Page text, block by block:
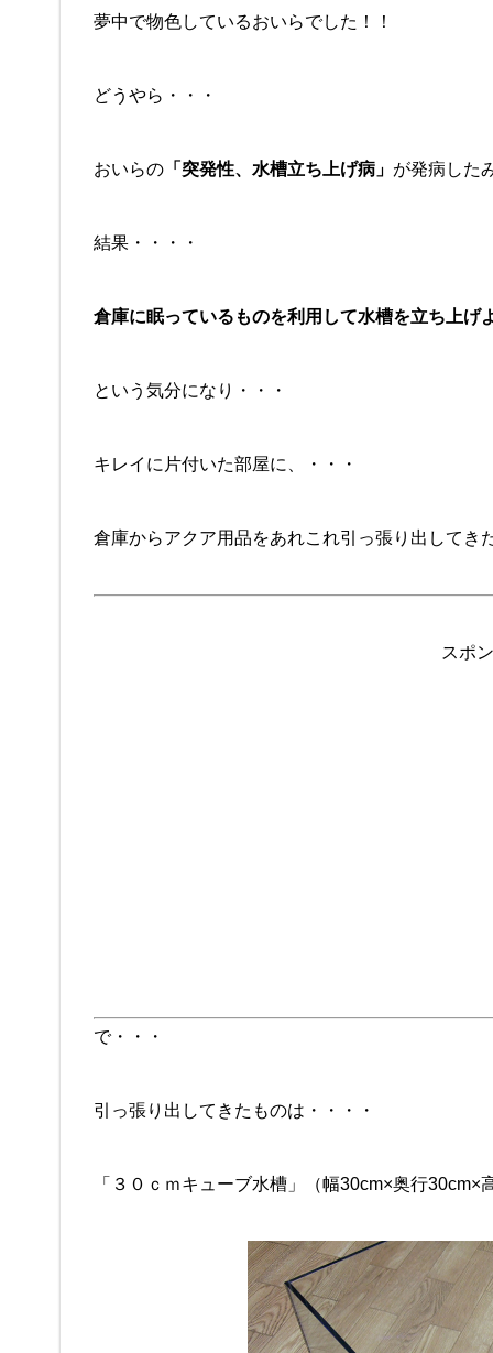
夢中で物色しているおいらでした！！
どうやら・・・
おいらの 「突発性、水槽立ち上げ病」 が発病した
結果・・・・
倉庫に眠っているものを利用して水槽を立ち上げ
という気分になり・・・
キレイに片付いた部屋に、・・・
倉庫からアクア用品をあれこれ引っ張り出してき
スポ
で・・・
引っ張り出してきたものは・・・・
「３０ｃｍキューブ水槽」（幅30cm×奥行30cm×